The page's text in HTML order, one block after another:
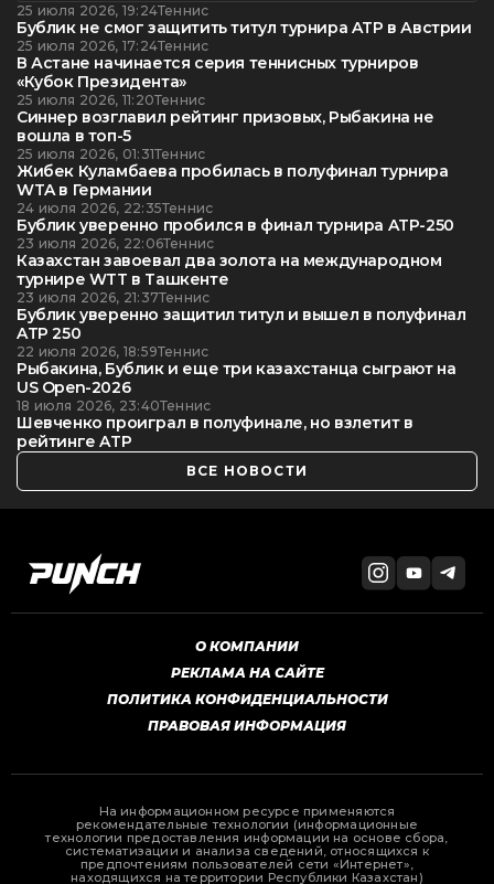
25 июля 2026, 19:24Теннис
Бублик не смог защитить титул турнира ATP в Австрии
25 июля 2026, 17:24Теннис
В Астане начинается серия теннисных турниров
«Кубок Президента»
25 июля 2026, 11:20Теннис
Синнер возглавил рейтинг призовых, Рыбакина не
вошла в топ-5
25 июля 2026, 01:31Теннис
Жибек Куламбаева пробилась в полуфинал турнира
WTA в Германии
24 июля 2026, 22:35Теннис
Бублик уверенно пробился в финал турнира ATP-250
23 июля 2026, 22:06Теннис
Казахстан завоевал два золота на международном
турнире WTT в Ташкенте
23 июля 2026, 21:37Теннис
Бублик уверенно защитил титул и вышел в полуфинал
ATP 250
22 июля 2026, 18:59Теннис
Рыбакина, Бублик и еще три казахстанца сыграют на
US Open-2026
18 июля 2026, 23:40Теннис
Шевченко проиграл в полуфинале, но взлетит в
рейтинге ATP
ВСЕ НОВОСТИ
О КОМПАНИИ
РЕКЛАМА НА САЙТЕ
ПОЛИТИКА КОНФИДЕНЦИАЛЬНОСТИ
ПРАВОВАЯ ИНФОРМАЦИЯ
На информационном ресурсе применяются
рекомендательные технологии (информационные
технологии предоставления информации на основе сбора,
систематизации и анализа сведений, относящихся к
предпочтениям пользователей сети «Интернет»,
находящихся на территории Республики Казахстан)